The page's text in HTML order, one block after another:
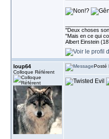
''Deux choses
"Mais en ce qui
Albert Einstein
loup64
Colloque Référent
Posté